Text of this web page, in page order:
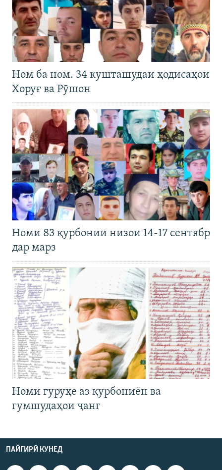
Ном ба ном. 34 кушташудаи ҳодисаҳои
Хоруғ ва Рӯшон
Номи 83 қурбонии низои 14-17 сентябр
дар марз
Номи гуруҳе аз қурбониён ва
гумшудаҳои ҷанг
ПАЙГИРӢ КУНЕД